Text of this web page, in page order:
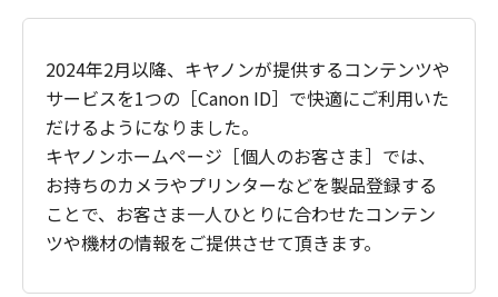
2024年2月以降、キヤノンが提供するコンテンツや
サービスを1つの［Canon ID］で快適にご利用いた
だけるようになりました。
キヤノンホームページ［個人のお客さま］では、
お持ちのカメラやプリンターなどを製品登録する
ことで、お客さま一人ひとりに合わせたコンテン
ツや機材の情報をご提供させて頂きます。